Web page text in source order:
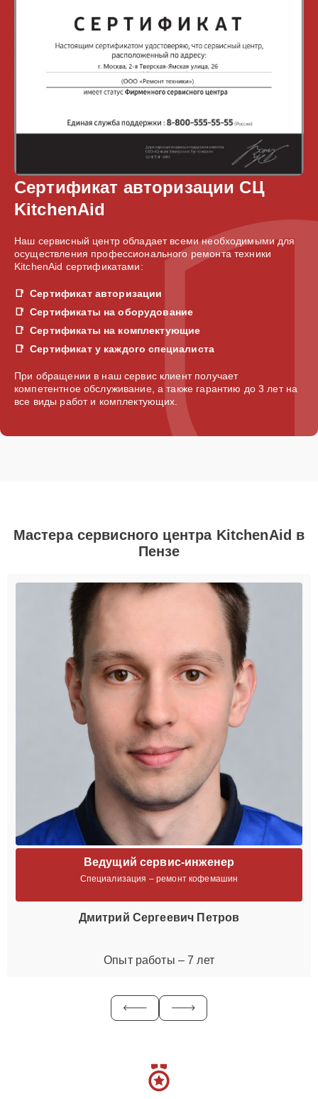
Сертификат авторизации СЦ
KitchenAid
Наш сервисный центр обладает всеми необходимыми для
осуществления профессионального ремонта техники
KitchenAid сертификатами:
Сертификат авторизации
Сертификаты на оборудование
Сертификаты на комплектующие
Сертификат у каждого специалиста
При обращении в наш сервис клиент получает
компетентное обслуживание, а также гарантию до 3 лет на
все виды работ и комплектующих.
Мастера сервисного центра KitchenAid в
Пензе
Ведущий сервис-инженер
Специализация – ремонт кофемашин
Дмитрий Сергеевич Петров
Опыт работы – 7 лет